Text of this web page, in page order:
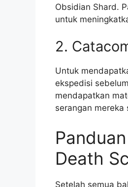
Obsidian Shard.
untuk
2.
Untuk
ekspedisi
mendapatkan
serangan mereka
Death
Setelah semua